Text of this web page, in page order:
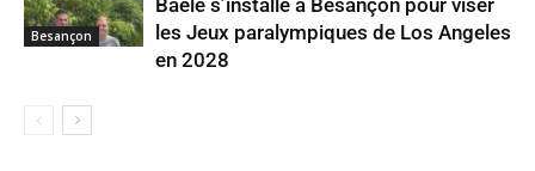
Besançon
les Jeux paralympiques de Los Angeles
en 2028